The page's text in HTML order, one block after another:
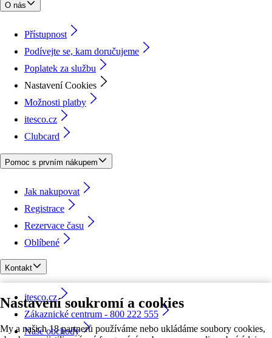
Nastavení soukromí a cookies
My a našich 18 partnerů používáme nebo ukládáme soubory cookies,
O nás
Přístupnost
Podívejte se, kam doručujeme
Poplatek za službu
Nastavení Cookies
Možnosti platby
itesco.cz
Clubcard
Pomoc s prvním nákupem
Jak nakupovat
Registrace
Rezervace času
Oblíbené
Kontakt
itesco.cz
Zákaznické centrum - 800 222 555
Naše obchody